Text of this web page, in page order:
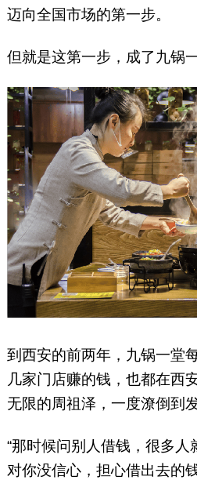
迈向全国市场的第一步。
但就是这第一步，成了九锅
到西安的前两年，九锅一堂
几家门店赚的钱，也都在西
无限的周祖泽，一度潦倒到
“那时候问别人借钱，很多人
对你没信心，担心借出去的